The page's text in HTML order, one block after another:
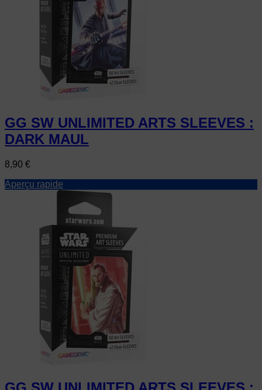
GG SW UNLIMITED ARTS SLEEVES :
DARK MAUL
Prix
8,90 €
Aperçu rapide